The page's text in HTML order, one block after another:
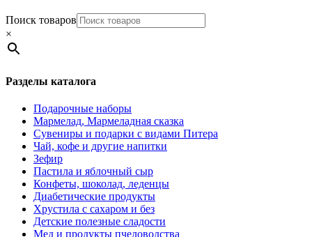
Поиск товаров
×
Разделы каталога
Подарочные наборы
Мармелад, Мармеладная сказка
Сувениры и подарки с видами Питера
Чай, кофе и другие напитки
Зефир
Пастила и яблочный сыр
Конфеты, шоколад, леденцы
Диабетические продукты
Хрустила с сахаром и без
Детские полезные сладости
Мед и продукты пчеловодства